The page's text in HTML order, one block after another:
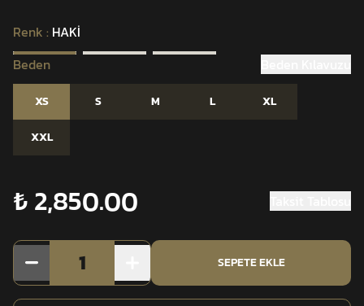
Renk : HAKİ
Beden
XS S M L XL
XXL
₺ 2,850.00
1 SEPETE EKLE